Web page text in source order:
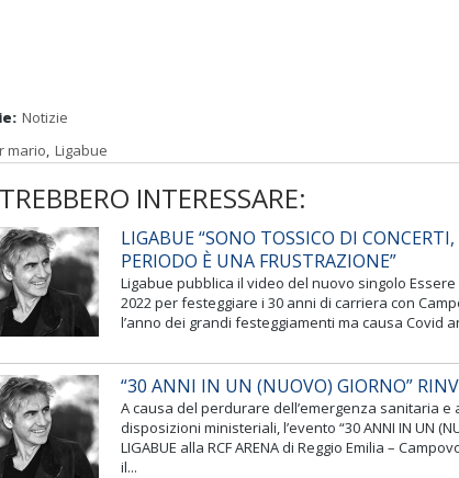
Notizie
mario, Ligabue
INTERESSARE:
LIGABUE “SONO TOSSICO DI
PERIODO È UNA FRUSTRAZIONE”
Ligabue pubblica il video del nuovo singolo
2022 per festeggiare i 30 anni di carriera con
l’anno dei grandi festeggiamenti ma causa Covid
“30 ANNI IN UN (NUOVO) GIORNO”
A causa del perdurare dell’emergenza sanitaria e
disposizioni ministeriali, l’evento “30 ANNI IN UN
LIGABUE alla RCF ARENA di Reggio Emilia –
il...